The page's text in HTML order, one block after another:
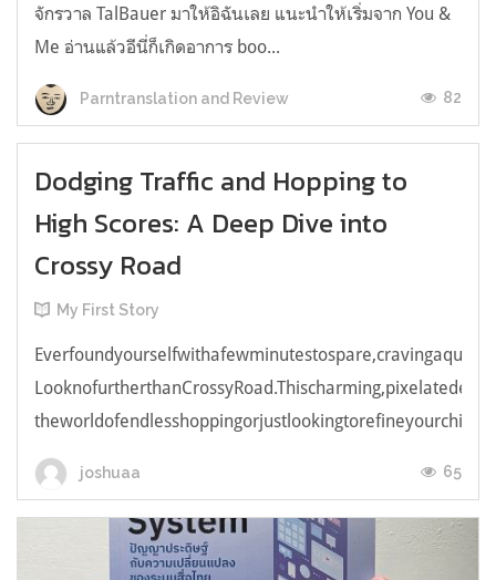
จักรวาล TalBauer มาให้อิฉันเลย แนะนำให้เริ่มจาก You &
Me อ่านแล้วอีนี่ก็เกิดอาการ boo...
Parntranslation and Review 82
Dodging Traffic and Hopping to
High Scores: A Deep Dive into
Crossy Road
My First Story
joshuaa 65